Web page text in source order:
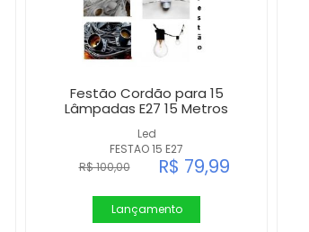
Led
FESTAO 15 E27
Festão Cordão para 15
Lâmpadas E27 15 Metros
R$ 100,00 R$ 79,99
Lançamento